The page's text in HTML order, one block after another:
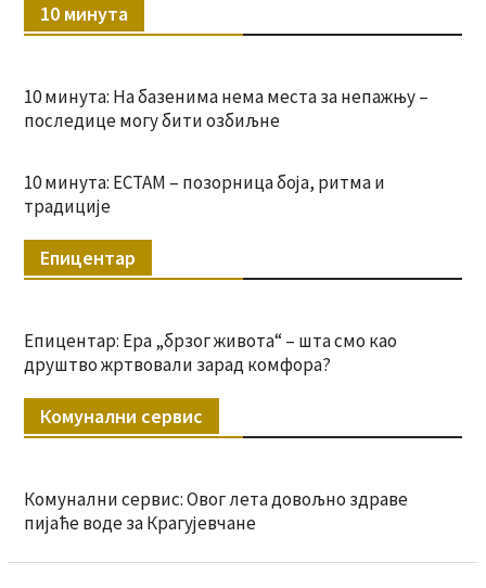
10 минута
10 минута: На базенима нема места за непажњу –
последице могу бити озбиљне
10 минута: ЕСТАМ – позорница боја, ритма и
традиције
Епицентар
Епицентар: Ера „брзог живота“ – шта смо као
друштво жртвовали зарад комфора?
Комунални сервис
Комунални сервис: Овог лета довољно здраве
пијаће воде за Крагујевчане